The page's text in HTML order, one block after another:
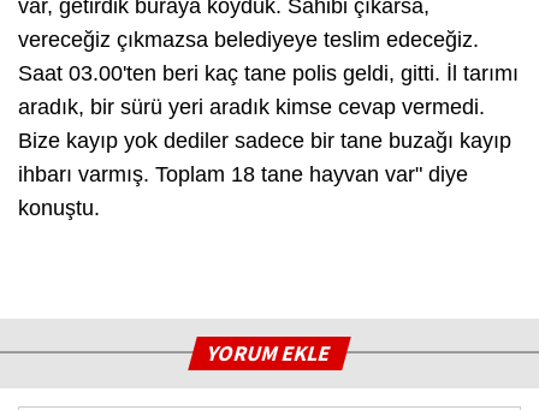
var, getirdik buraya koyduk. Sahibi çıkarsa,
vereceğiz çıkmazsa belediyeye teslim edeceğiz.
Saat 03.00'ten beri kaç tane polis geldi, gitti. İl tarımı
aradık, bir sürü yeri aradık kimse cevap vermedi.
Bize kayıp yok dediler sadece bir tane buzağı kayıp
ihbarı varmış. Toplam 18 tane hayvan var" diye
konuştu.
YORUM EKLE